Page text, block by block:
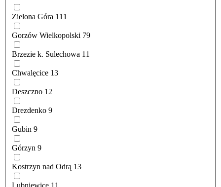
Zielona Góra 111
Gorzów Wielkopolski 79
Brzezie k. Sulechowa 11
Chwalęcice 13
Deszczno 12
Drezdenko 9
Gubin 9
Górzyn 9
Kostrzyn nad Odrą 13